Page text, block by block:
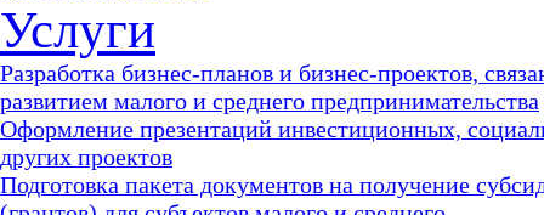
Услуги
Разработка бизнес-планов и бизнес-проектов,
развитием малого и среднего предпринимательства
Оформление презентаций инвестиционных,
других проектов
Подготовка пакета документов на получение